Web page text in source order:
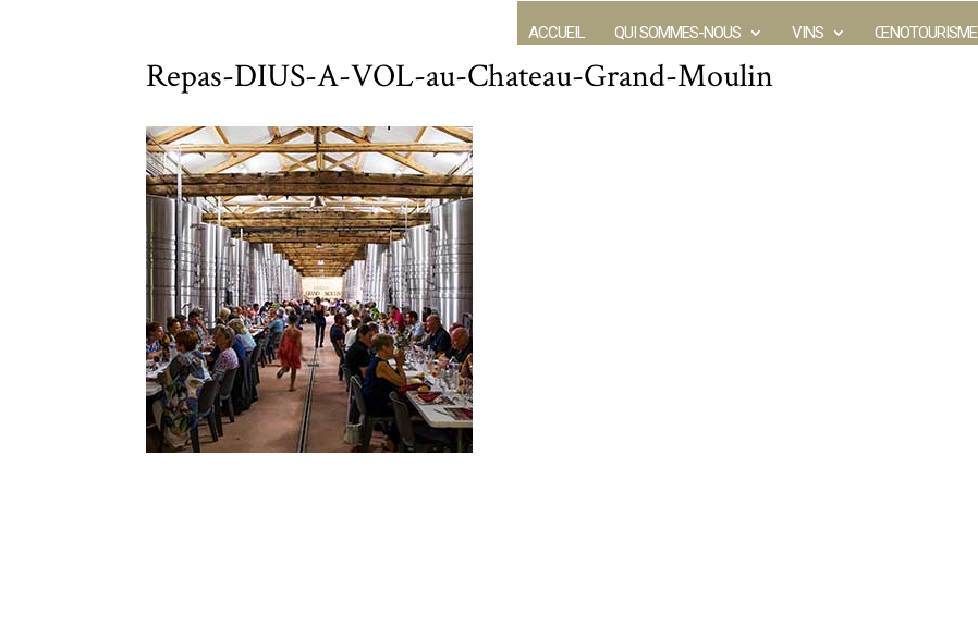
ACCUEIL QUI SOMMES-NOUS VINS ŒNOTOURISME
Repas-DIUS-A-VOL-au-Chateau-Grand-Moulin